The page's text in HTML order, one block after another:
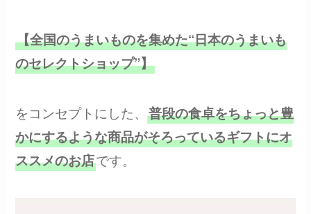
【全国のうまいものを集めた“日本のうまいも
のセレクトショップ”】
をコンセプトにした、普段の食卓をちょっと豊
かにするような商品がそろっているギフトにオ
ススメのお店です。